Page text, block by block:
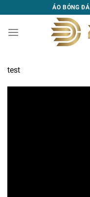
qua
nội
ÁO BÓNG
test